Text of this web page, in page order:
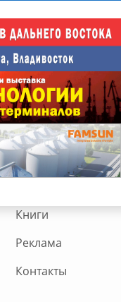
Книги
Реклама
Контакты